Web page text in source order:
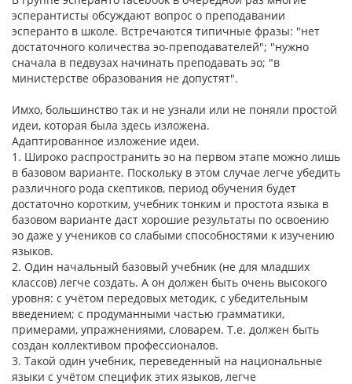
эсперантисты обсуждают вопрос о преподавании
эсперанто в школе. Встречаются типичные фразы: "нет
достаточного количества эо-преподавателей"; "нужно
сначала в педвузах начинать преподавать эо; "в
министерстве образования не допустят".
Имхо, большинство так и не узнали или не поняли простой
идеи, которая была здесь изложена.
Адаптированное изложение идеи.
1. Широко распространить эо на первом этапе можно лишь
в базовом варианте. Поскольку в этом случае легче убедить
различного рода скептиков, период обучения будет
достаточно коротким, учебник тонким и простота языка в
базовом варианте даст хорошие результаты по освоению
эо даже у учеников со слабыми способностями к изучению
языков.
2. Один начальный базовый учебник (не для младших
классов) легче создать. А он должен быть очень высокого
уровня: с учётом передовых методик, с убедительным
введением; с продуманными частью грамматики,
примерами, упражнениями, словарем. Т.е. должен быть
создан коллективом профессионалов.
3. Такой один учебник, переведенный на национальные
языки с учётом специфик этих языков, легче